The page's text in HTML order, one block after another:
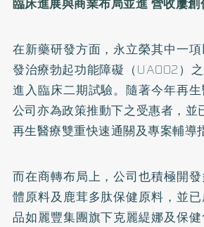
在新藥研發方面，永立榮其中一
發治療勃起功能障礙（UA002）
進入臨床二期試驗。隨著今年再生
公司亦為政策推動下之受惠者，並
再生醫療雙重快速通關及專案輔導
而在商轉布局上，公司也積極開
體原料及鹿茸多肽保健原料，並
品如麗豐集團旗下克麗緹娜及保